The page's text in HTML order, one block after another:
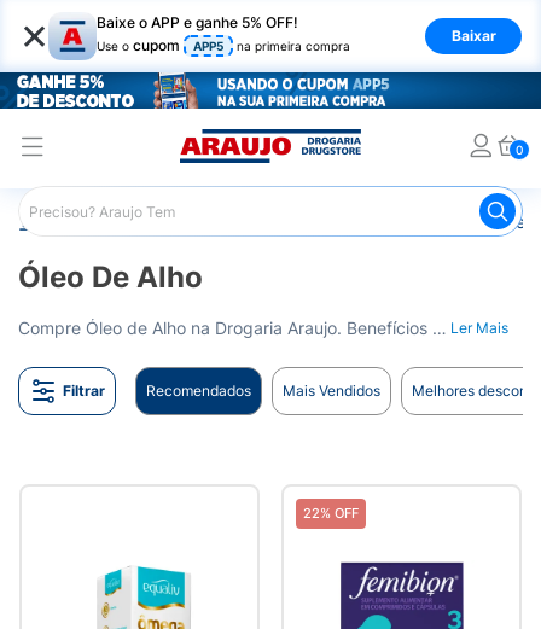
× Baixe o APP e ganhe 5% OFF!
Use o cupom APP5 na primeira compra
Baixar
0
Araujo Saúde e Bem Estar Óleo
Óleo De Alho
Compre Óleo de Alho na Drogaria Araujo. Benefícios para o coração e sistema imunológico. Entrega para todo o Brasil. Ler Mais
Filtrar Recomendados Mais Vendidos Melhores
22% OFF